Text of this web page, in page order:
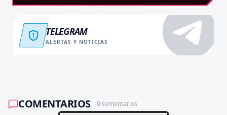
TELEGRAM
ALERTAS Y NOTICIAS
COMENTARIOS 0 comentarios